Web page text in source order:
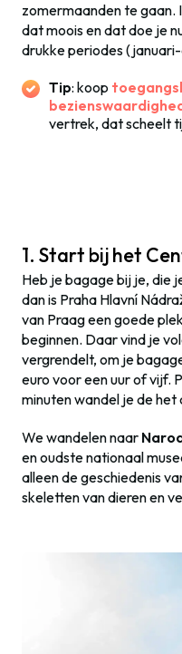
zomermaanden te gaan.
dat moois en dat doe je
drukke periodes
Tip: koop
vertrek, dat scheelt
1. Start bij het
Heb je bagage bij je, die
dan is Praha Hlavní
van Praag een goede
beginnen. Daar vind je
vergrendelt, om je
euro voor een uur of vijf.
minuten wandel je de het
We wandelen naar
en oudste nationaal
alleen de geschiedenis
skeletten van dieren en